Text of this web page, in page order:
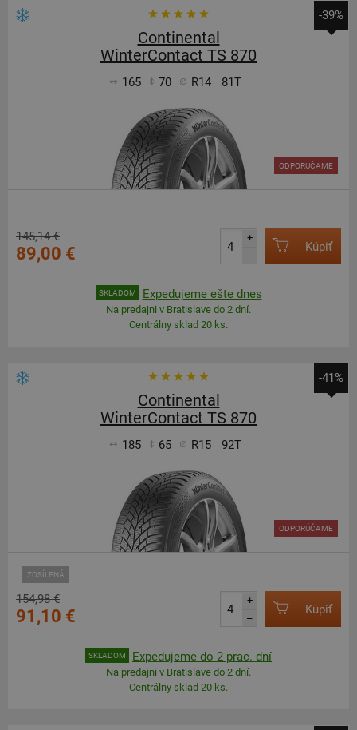
-39%
Continental
WinterContact TS 870
165 70 R14 81T
ODPORÚČAME
145,14 €
89,00 €
+
–
Kúpiť
SKLADOM Expedujeme ešte dnes
Na predajni v Bratislave do 2 dní.
Centrálny sklad 20 ks.
-41%
Continental
WinterContact TS 870
185 65 R15 92T
ZOSÍLENÁ
ODPORÚČAME
154,98 €
91,10 €
+
–
Kúpiť
SKLADOM Expedujeme do 2 prac. dní
Na predajni v Bratislave do 2 dní.
Centrálny sklad 20 ks.